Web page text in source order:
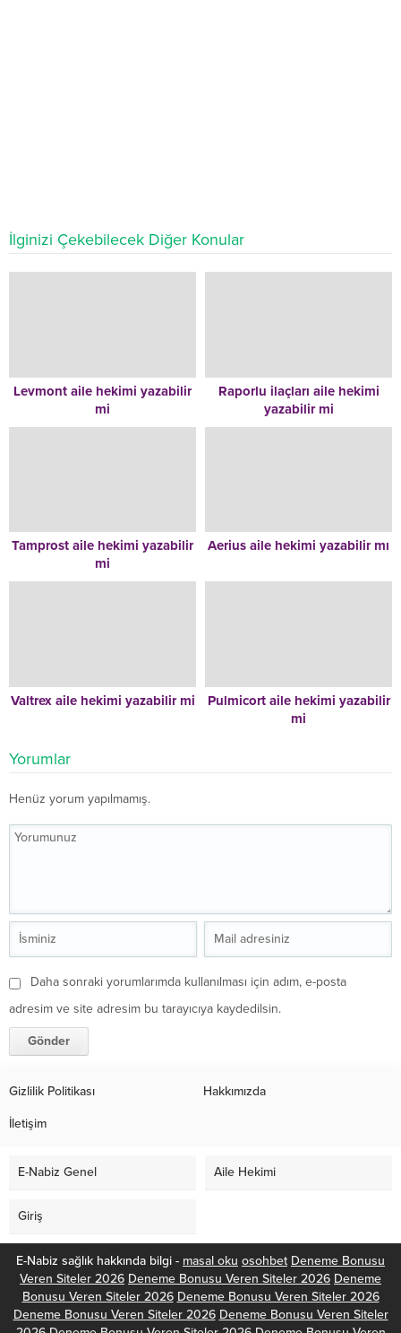
İlginizi Çekebilecek Diğer Konular
Levmont aile hekimi yazabilir
mi
Raporlu ilaçları aile hekimi
yazabilir mi
Tamprost aile hekimi yazabilir
mi
Aerius aile hekimi yazabilir mı
Valtrex aile hekimi yazabilir mi
Pulmicort aile hekimi yazabilir
mi
Yorumlar
Henüz yorum yapılmamış.
Daha sonraki yorumlarımda kullanılması için adım, e-posta
adresim ve site adresim bu tarayıcıya kaydedilsin.
Gizlilik Politikası Hakkımızda
İletişim
E-Nabiz Genel Aile Hekimi
Giriş
E-Nabiz sağlık hakkında bilgi - masal oku osohbet Deneme Bonusu
Veren Siteler 2026 Deneme Bonusu Veren Siteler 2026 Deneme
Bonusu Veren Siteler 2026 Deneme Bonusu Veren Siteler 2026
Deneme Bonusu Veren Siteler 2026 Deneme Bonusu Veren Siteler